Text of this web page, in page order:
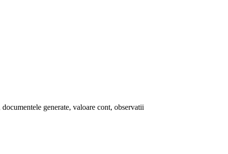
generate, valoare cont, observatii